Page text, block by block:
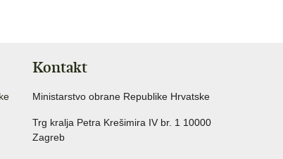
Kontakt
Ministarstvo obrane Republike Hrvatske
Trg kralja Petra Krešimira IV br. 1 10000
Zagreb